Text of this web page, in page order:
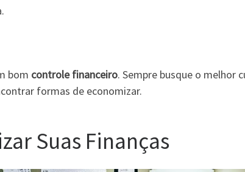
bom controle financeiro. Sempre busque o melhor
formas de economizar.
Suas Finanças